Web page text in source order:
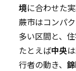
境に合わせた
蕨市はコンパ
多い区間と、
たとえば中央
行者の動き、